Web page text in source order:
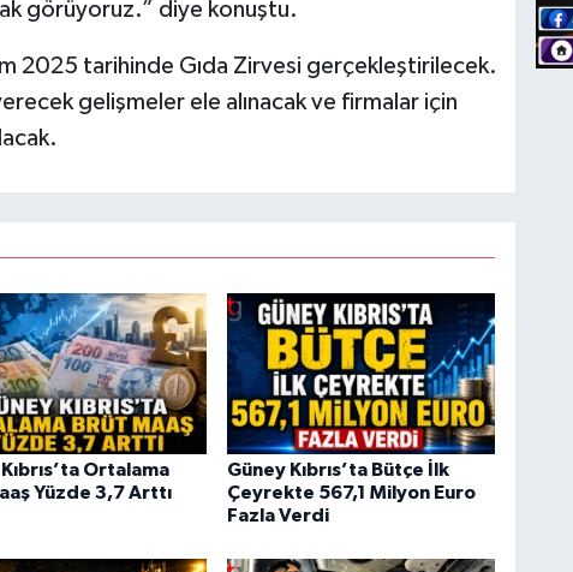
görüyoruz.” diye konuştu.
2025 tarihinde Gıda Zirvesi gerçekleştirilecek.
gelişmeler ele alınacak ve firmalar için
Ortalama
Yüzde 3,7 Arttı
Güney Kıbrıs’ta Bütçe İlk
Çeyrekte 567,1 Milyon Euro
Fazla Verdi